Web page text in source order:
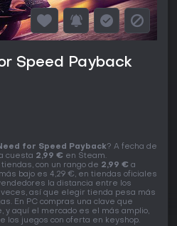
Speed Payback
for Speed Payback? A fecha de
cuesta 2,99 € en Steam.
con un rango de 2,99 € a
bajo es 4,29 €, en tiendas oficiales
la distancia entre los
así que elegir tienda pesa más
En PC compras una clave que
y aquí el mercado es el más amplio,
los juegos con oferta en keyshop.